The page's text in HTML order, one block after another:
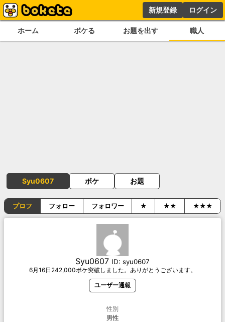
新規登録 ログイン
ホーム ボケる お題を出す 職人
Syu0607 ボケ お題
プロフ フォロー フォロワー ★ ★★ ★★★
Syu0607 ID: syu0607
6月16日242,000ボケ突破しました。ありがとうございます。
ユーザー通報
性別
男性